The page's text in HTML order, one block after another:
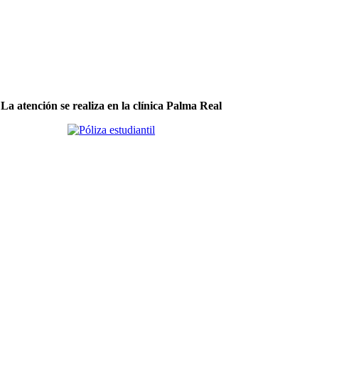
La atención se realiza en la clínica Palma Real